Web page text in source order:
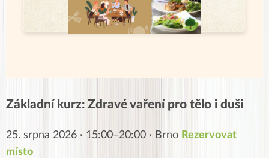
Základní kurz: Zdravé vaření pro tělo i duši
25. srpna 2026 · 15:00–20:00 · Brno Rezervovat
místo